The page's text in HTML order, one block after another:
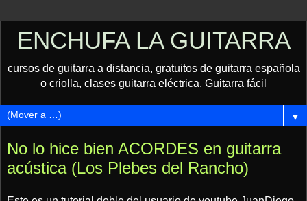
ENCHUFA LA GUITARRA
cursos de guitarra a distancia, gratuitos de guitarra española
o criolla, clases guitarra eléctrica. Guitarra fácil
▼
No lo hice bien ACORDES en guitarra
acústica (Los Plebes del Rancho)